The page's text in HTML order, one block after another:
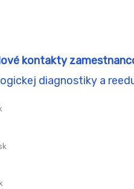
kontakty
diagnostiky a